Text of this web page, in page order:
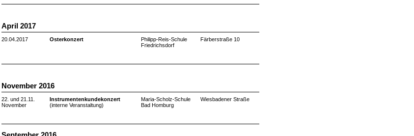
April 2017
20.04.2017 Osterkonzert
Philipp-Reis-Schule
Friedrichsdorf
Färberstraße 10
November 2016
22. und 21.11.
November
Instrumentenkundekonzert
(interne Veranstaltung)
Maria-Scholz-Schule
Bad Homburg
Wiesbadener Straße